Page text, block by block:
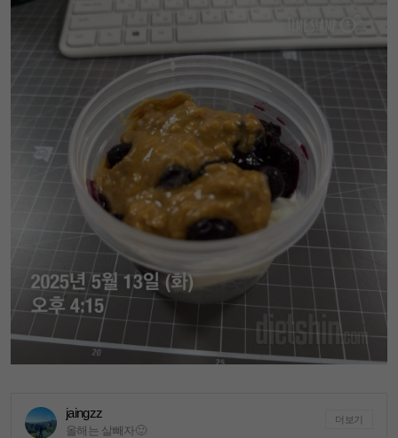
jaingzz
올해는 살빼자🙂
더보기